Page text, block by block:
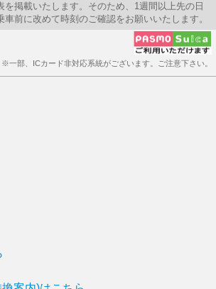
を掲載いたします。そのため、1週間以上先の日
前に改めて時刻のご確認をお願いいたします。
※一部、ICカード非対応系統がございます。ご注意下さい。